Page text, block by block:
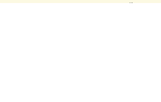
nous vous contacterons par e-mail ou